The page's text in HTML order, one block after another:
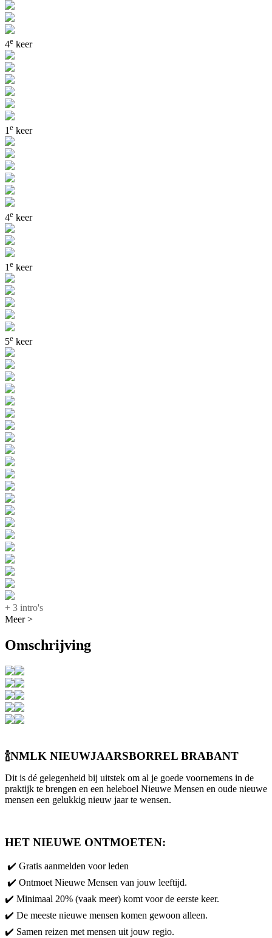
4e keer
1e keer
4e keer
1 e keer
5e keer
+ 3 intro's
Meer >
Omschrijving
🍾NMLK NIEUWJAARSBORREL BRABANT
Dit is dé gelegenheid bij uitstek om al je goede voornemens in de
praktijk te brengen en een heleboel Nieuwe Mensen en oude nieuwe
mensen een gelukkig nieuw jaar te wensen.
HET NIEUWE ONTMOETEN:
️✔️ Gratis aanmelden voor leden
✔️ ️Ontmoet Nieuwe Mensen van jouw leeftijd.
✔️ Minimaal 20% (vaak meer) komt voor de eerste keer.
✔️ De meeste nieuwe mensen komen gewoon alleen.
✔️ Samen reizen met mensen uit jouw regio.